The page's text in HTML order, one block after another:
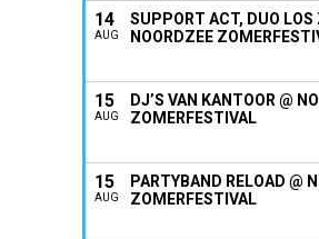
14
AUG
SUPPORT ACT, DUO LOS
NOORDZEE
15
AUG
DJ’S VAN KANTOOR @
ZOMERFESTIVAL
15
AUG
PARTYBAND RELOAD @
ZOMERFESTIVAL